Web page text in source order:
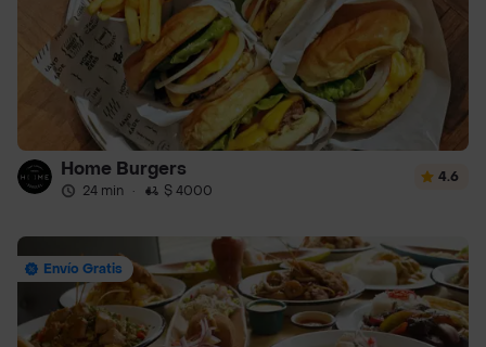
Home Burgers
24 min · $ 4000
4.6
Envío Gratis